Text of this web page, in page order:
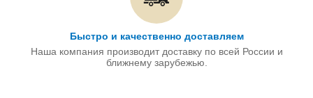
Быстро и качественно доставляем
Наша компания производит доставку по всей России и
ближнему зарубежью.